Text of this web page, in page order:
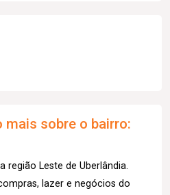
mais sobre o bairro:
região Leste de Uberlândia.
lazer e negócios do